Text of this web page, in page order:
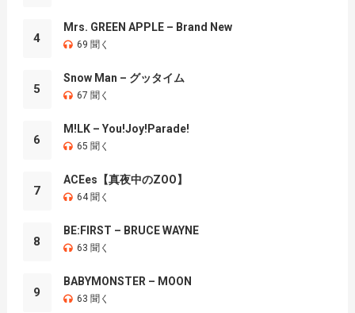
4
Mrs. GREEN APPLE – Brand New
69 聞く
5
Snow Man – グッタイム
67 聞く
6
M!LK – You!Joy!Parade!
65 聞く
7
ACEes【真夜中のZOO】
64 聞く
8
BE:FIRST – BRUCE WAYNE
63 聞く
9
BABYMONSTER – MOON
63 聞く